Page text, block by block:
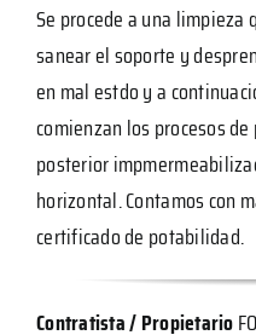
Se procede a una limpieza
sanear el soporte y
en mal estdo y a
comienzan los procesos
posterior
horizontal. Contamos con
certificado de potabilidad.
Contratista / Propietario